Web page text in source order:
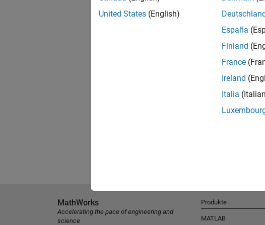
United States (English)
Deutschland
España
Finland
France
Ireland
Italia
MathWorks
Accelerating the pace of engineering and
science
Produkte
MATLAB